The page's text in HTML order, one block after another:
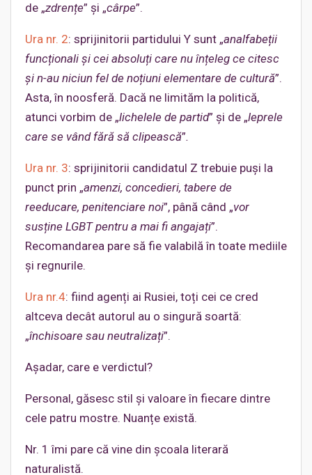
de „zdrențe” și „cârpe”.
Ura nr. 2: sprijinitorii partidului Y sunt „analfabeții
funcționali și cei absoluți care nu înțeleg ce citesc
și n-au niciun fel de noțiuni elementare de cultură”.
Asta, în noosferă. Dacă ne limităm la politică,
atunci vorbim de „lichelele de partid” și de „leprele
care se vând fără să clipească”.
Ura nr. 3: sprijinitorii candidatul Z trebuie puși la
punct prin „amenzi, concedieri, tabere de
reeducare, penitenciare noi”, până când „vor
susține LGBT pentru a mai fi angajați”.
Recomandarea pare să fie valabilă în toate mediile
și regnurile.
Ura nr.4: fiind agenți ai Rusiei, toți cei ce cred
altceva decât autorul au o singură soartă:
„închisoare sau neutralizați”.
Așadar, care e verdictul?
Personal, găsesc stil și valoare în fiecare dintre
cele patru mostre. Nuanțe există.
Nr. 1 îmi pare că vine din școala literară
naturalistă.